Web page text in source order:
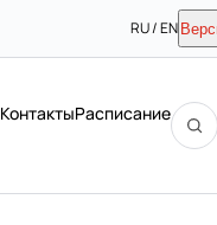
RU / EN
КонтактыРасписание